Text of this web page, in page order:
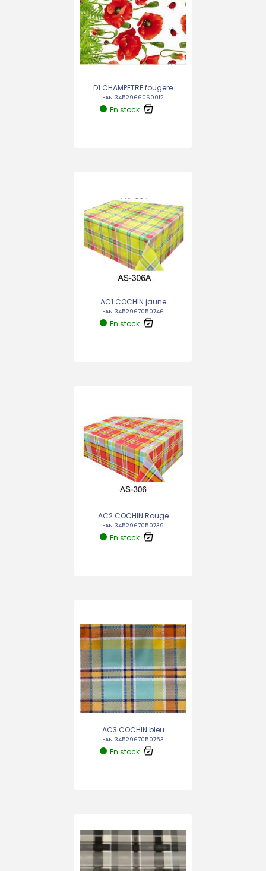
D1 CHAMPETRE fougere
EAN 3452966060012
En stock
AC1 COCHIN jaune
EAN 3452967050746
En stock
AC2 COCHIN Rouge
EAN 3452967050739
En stock
AC3 COCHIN bleu
EAN 3452967050753
En stock